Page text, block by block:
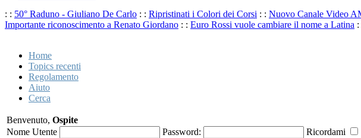
: : 50° Raduno - Giuliano De Carlo : : Ripristinati i Colori dei Corsi : : Nuovo Canale Video
Importante riconoscimento a Renato Giordano : : Euro Rossi vuole cambiare il nome a Latina :
Home
Topics recenti
Regolamento
Aiuto
Cerca
Benvenuto, Ospite
Nome Utente
Password:
Ricordami